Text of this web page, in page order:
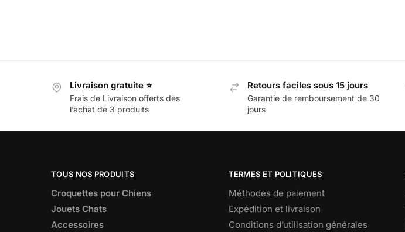
Livraison gratuite ⭐
Frais de Livraison offerts dès
l’achat de 3 produits
Retours faciles sous 15 jours
Garantie de remboursement de 30
jours
TOUS NOS PRODUITS
Croquettes pour Chiens
Jouets Chats
Accessoires
TERMES ET POLITIQUES
Méthodes de paiement
Expédition et livraison
Conditions d’utilisation générales